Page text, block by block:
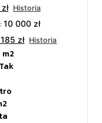
Historia
10 000 zł
zł Historia
Tak